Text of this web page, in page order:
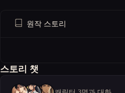
원작 스토리
스토리 챗